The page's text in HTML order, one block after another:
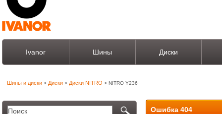
Ivanor Шины Диски
Шины и диски > Диски > Диски NITRO > NITRO Y236
Ошибка 404